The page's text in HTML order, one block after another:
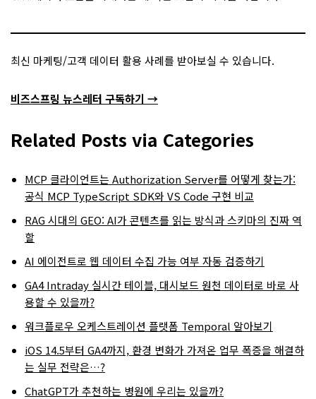
최신 마케팅/고객 데이터 활용 사례를 받아보실 수 있습니다.
비즈스프링 뉴스레터 구독하기 →
Related Posts via Categories
MCP 클라이언트는 Authorization Server를 어떻게 찾는가:
공식 MCP TypeScript SDK와 VS Code 구현 비교
RAG 시대의 GEO: AI가 콘텐츠를 읽는 방식과 스키마의 진짜 역
할
AI 에이전트로 웹 데이터 수집 가능 여부 자동 검증하기
GA4 Intraday 실시간 테이블, 대시보드 원천 데이터로 바로 사
용할 수 있을까?
워크플로우 오케스트레이션 플랫폼 Temporal 알아보기
iOS 14.5부터 GA4까지, 환경 변화가 가져온 업무 폭증을 해결하
는 실무 전략은…?
ChatGPT가 추천하는 병원에 우리는 있을까?